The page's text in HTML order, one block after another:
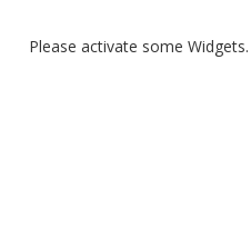
Please activate some Widgets.